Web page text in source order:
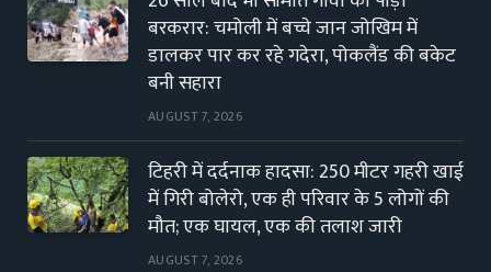
बरकरार: चमोली में बच्चे जान जोखिम में
डालकर पार कर रहे गदेरा, पोकलैंड की बकेट
बनी सहारा
AUGUST 7, 2026
टिहरी में दर्दनाक हादसा: 250 मीटर गहरी खाई
में गिरी बोलेरो, एक ही परिवार के 5 लोगों की
मौत; एक घायल, एक की तलाश जारी
AUGUST 7, 2026